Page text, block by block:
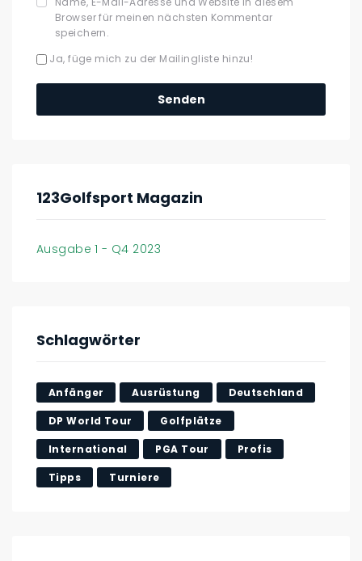
Browser für meinen nächsten Kommentar
speichern.
Ja, füge mich zu der Mailingliste hinzu!
123Golfsport Magazin
Ausgabe 1 - Q4 2023
Schlagwörter
Anfänger Ausrüstung Deutschland
DP World Tour Golfplätze
International PGA Tour Profis
Tipps Turniere